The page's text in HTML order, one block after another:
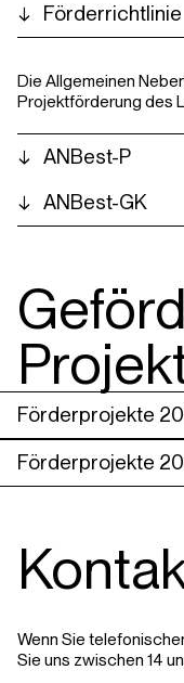
Förderrichtlinie
Die Allgemeinen
Projektförderung des
ANBest-P
ANBest-GK
Förderprojekte
Förderprojekte
Wenn Sie
Sie uns zwischen 14